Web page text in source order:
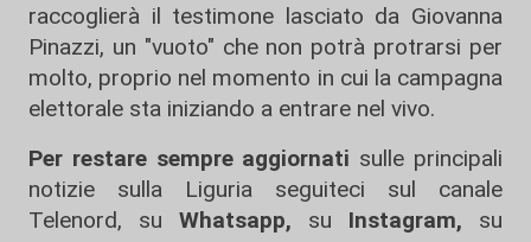
raccoglierà il testimone lasciato da Giovanna
Pinazzi, un "vuoto" che non potrà protrarsi per
molto, proprio nel momento in cui la campagna
elettorale sta iniziando a entrare nel vivo.
Per restare sempre aggiornati sulle principali
notizie sulla Liguria seguiteci sul canale
Telenord, su
Whatsapp, su Instagram, su